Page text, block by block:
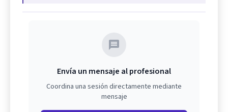
Envía un mensaje al profesional
Coordina una sesión directamente mediante
mensaje